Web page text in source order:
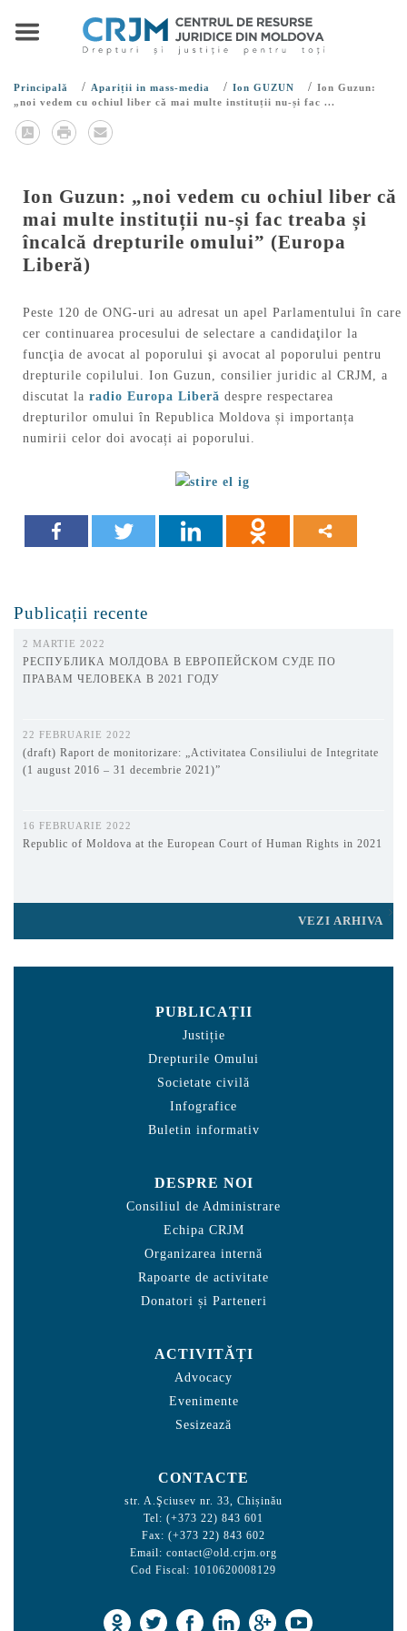
Principală / Apariții in mass-media / Ion GUZUN / Ion Guzun:
„noi vedem cu ochiul liber că mai multe instituții nu-și fac ...
Ion Guzun: „noi vedem cu ochiul liber că
mai multe instituții nu-și fac treaba și
încalcă drepturile omului” (Europa
Liberă)
Peste 120 de ONG-uri au adresat un apel Parlamentului în care
cer continuarea procesului de selectare a candidaţilor la
funcţia de avocat al poporului şi avocat al poporului pentru
drepturile copilului. Ion Guzun, consilier juridic al CRJM, a
discutat la radio Europa Liberă despre respectarea
drepturilor omului în Republica Moldova și importanța
numirii celor doi avocați ai poporului.
Publicații recente
2 MARTIE 2022
РЕСПУБЛИКА МОЛДОВА В ЕВРОПЕЙСКОМ СУДЕ ПО
ПРАВАМ ЧЕЛОВЕКА В 2021 ГОДУ
22 FEBRUARIE 2022
(draft) Raport de monitorizare: „Activitatea Consiliului de Integritate
(1 august 2016 – 31 decembrie 2021)”
16 FEBRUARIE 2022
Republic of Moldova at the European Court of Human Rights in 2021
VEZI ARHIVA
PUBLICAȚII
Justiție
Drepturile Omului
Societate civilă
Infografice
Buletin informativ
DESPRE NOI
Consiliul de Administrare
Echipa CRJM
Organizarea internă
Rapoarte de activitate
Donatori și Parteneri
ACTIVITĂȚI
Advocacy
Evenimente
Sesizează
CONTACTE
str. A.Şciusev nr. 33, Chișinău
Tel: (+373 22) 843 601
Fax: (+373 22) 843 602
Email: contact@old.crjm.org
Cod Fiscal: 1010620008129